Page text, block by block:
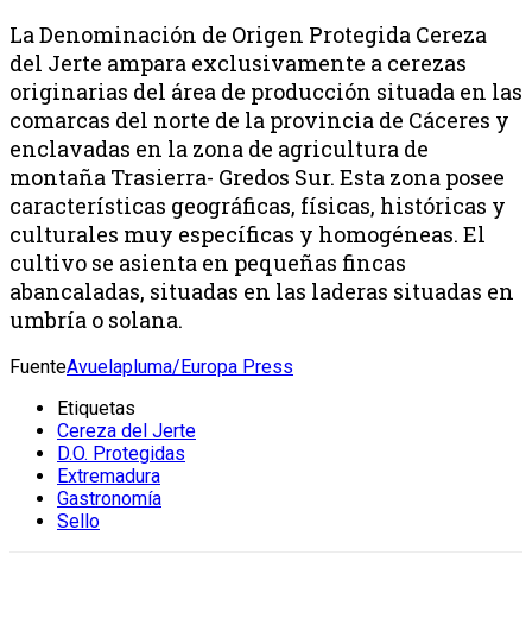
La Denominación de Origen Protegida Cereza
del Jerte ampara exclusivamente a cerezas
originarias del área de producción situada en las
comarcas del norte de la provincia de Cáceres y
enclavadas en la zona de agricultura de
montaña Trasierra- Gredos Sur. Esta zona posee
características geográficas, físicas, históricas y
culturales muy específicas y homogéneas. El
cultivo se asienta en pequeñas fincas
abancaladas, situadas en las laderas situadas en
umbría o solana.
FuenteAvuelapluma/Europa Press
Etiquetas
Cereza del Jerte
D.O. Protegidas
Extremadura
Gastronomía
Sello